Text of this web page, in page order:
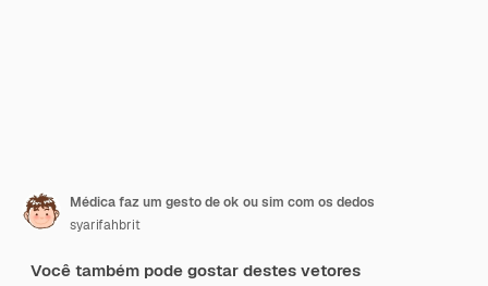
Médica faz um gesto de ok ou sim com os dedos
syarifahbrit
Você também pode gostar destes vetores